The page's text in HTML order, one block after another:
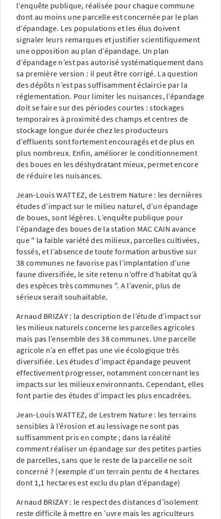
l’enquête publique, réalisée pour chaque commune
dont au moins une parcelle est concernée par le plan
d’épandage. Les populations et les élus doivent
signaler leurs remarques et justifier scientifiquement
une opposition au plan d’épandage. Un plan
d’épandage n’est pas autorisé systématiquement dans
sa première version : il peut être corrigé. La question
des dépôts n’est pas suffisamment éclaircie par la
réglementation. Pour limiter les nuisances, l’épandage
doit se faire sur des périodes courtes : stockages
temporaires à proximité des champs et centres de
stockage longue durée chez les producteurs
d’effluents sont fortement encouragés et de plus en
plus nombreux. Enfin, améliorer le conditionnement
des boues en les déshydratant mieux, permet encore
de réduire les nuisances.
Jean-Louis WATTEZ, de Lestrem Nature : les dernières
études d’impact sur le milieu naturel, d’un épandage
de boues, sont légères. L’enquête publique pour
l’épandage des boues de la station MAC CAIN avance
que " la faible variété des milieux, parcelles cultivées,
fossés, et l’absence de toute formation arbustive sur
38 communes ne favorise pas l’implantation d’une
faune diversifiée, le site retenu n’offre d’habitat qu’à
des espèces très communes ". A l’avenir, plus de
sérieux serait souhaitable.
Arnaud BRIZAY : la description de l’étude d’impact sur
les milieux naturels concerne les parcelles agricoles
mais pas l’ensemble des 38 communes. Une parcelle
agricole n’a en effet pas une vie écologique très
diversifiée. Les études d’impact épandage peuvent
effectivement progresser, notamment concernant les
impacts sur les milieux environnants. Cependant, elles
font partie des études d’impact les plus encadrées.
Jean-Louis WATTEZ, de Lestrem Nature : les terrains
sensibles à l’érosion et au lessivage ne sont pas
suffisamment pris en compte ; dans la réalité
comment réaliser un épandage sur des petites parties
de parcelles, sans que le reste de la parcelle ne soit
concerné ? (exemple d’un terrain pentu de 4 hectares
dont 1,1 hectares est exclu du plan d’épandage)
Arnaud BRIZAY : le respect des distances d’isolement
reste difficile à mettre en ’uvre mais les agriculteurs